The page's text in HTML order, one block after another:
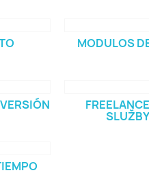
MODULOS